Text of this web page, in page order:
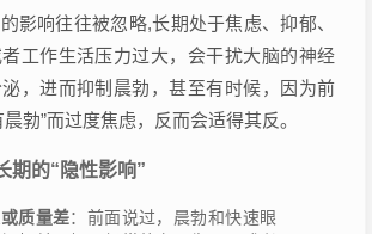
影响往往被忽略,长期处于焦虑、抑郁、
工作生活压力过大，会干扰大脑的神经
，进而抑制晨勃，甚至有时候，因为前
勃”而过度焦虑，反而会适得其反。
期的“隐性影响”
质量差：前面说过，晨勃和快速眼